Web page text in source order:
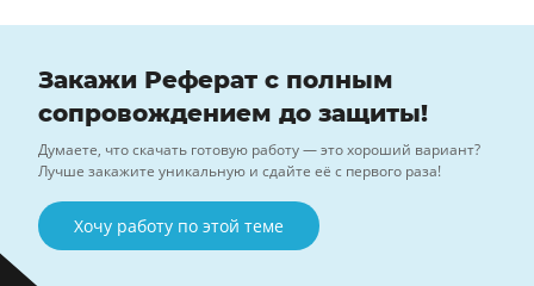
Закажи Реферат с полным
сопровождением до защиты!
Думаете, что скачать готовую работу — это хороший вариант?
Лучше закажите уникальную и сдайте её с первого раза!
Хочу работу по этой теме